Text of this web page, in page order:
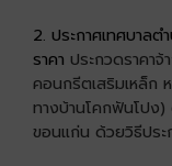
2. ประกาศเทศบาลต
ราคา ประกวดราคา
คอนกรีตเสริมเหล็ก
ทางบ้านโคกฟันโปง
ขอนแก่น ด้วยวิธีปร